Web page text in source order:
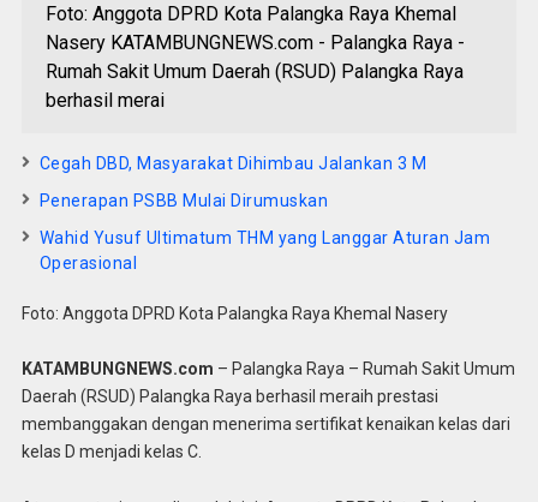
Foto: Anggota DPRD Kota Palangka Raya Khemal
Nasery KATAMBUNGNEWS.com - Palangka Raya -
Rumah Sakit Umum Daerah (RSUD) Palangka Raya
berhasil merai
Cegah DBD, Masyarakat Dihimbau Jalankan 3 M
Penerapan PSBB Mulai Dirumuskan
Wahid Yusuf Ultimatum THM yang Langgar Aturan Jam
Operasional
Foto: Anggota DPRD Kota Palangka Raya Khemal Nasery
KATAMBUNGNEWS.com – Palangka Raya – Rumah Sakit Umum
Daerah (RSUD) Palangka Raya berhasil meraih prestasi
membanggakan dengan menerima sertifikat kenaikan kelas dari
kelas D menjadi kelas C.